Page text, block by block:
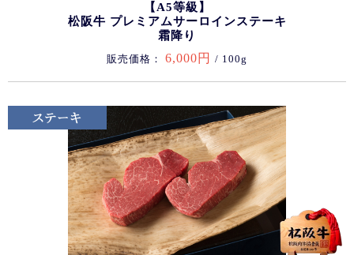
【A5等級】
松阪牛 プレミアムサーロインステーキ
霜降り
販売価格： 6,000円 / 100g